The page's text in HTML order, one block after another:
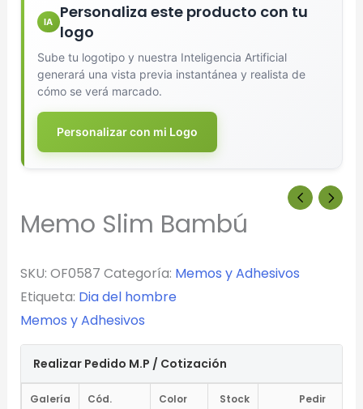
IA
Personaliza este producto con tu
logo
Sube tu logotipo y nuestra Inteligencia Artificial
generará una vista previa instantánea y realista de
cómo se verá marcado.
Personalizar con mi Logo
Memo Slim Bambú
SKU: OF0587 Categoría: Memos y Adhesivos
Etiqueta: Dia del hombre
Memos y Adhesivos
Realizar Pedido M.P / Cotización
Galería Cód. Color Stock Pedir